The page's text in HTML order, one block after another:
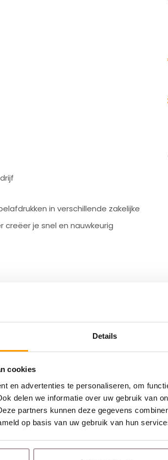
Details
cookies
en advertenties te personaliseren, om
delen we informatie over uw gebruik van
partners kunnen deze gegevens
op basis van uw gebruik van hun
in verschillende zakelijke
je snel en nauwkeurig
voor bedrijven die betrouwbare